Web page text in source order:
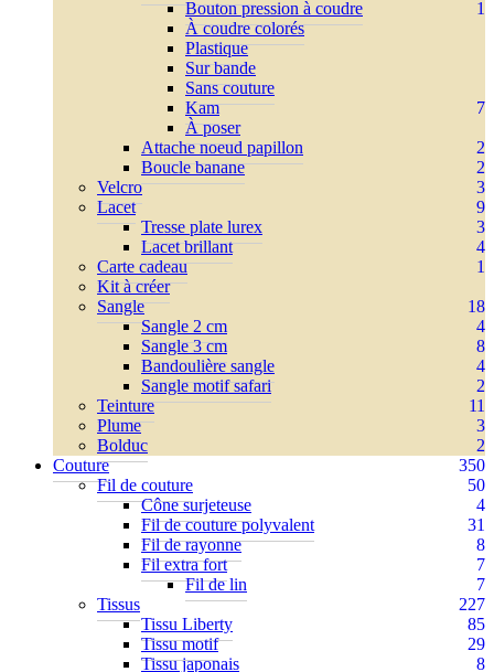
Bouton pression à coudre
1
À coudre colorés
Plastique
Sur bande
Sans couture
Kam
7
À poser
Attache noeud papillon
2
Boucle banane
2
Velcro
3
Lacet
9
Tresse plate lurex
3
Lacet brillant
4
Carte cadeau
1
Kit à créer
Sangle
18
Sangle 2 cm
4
Sangle 3 cm
8
Bandoulière sangle
4
Sangle motif safari
2
Teinture
11
Plume
3
Bolduc
2
Couture
350
Fil de couture
50
Cône surjeteuse
4
Fil de couture polyvalent
31
Fil de rayonne
8
Fil extra fort
7
Fil de lin
7
Tissus
227
Tissu Liberty
85
Tissu motif
29
Tissu japonais
8